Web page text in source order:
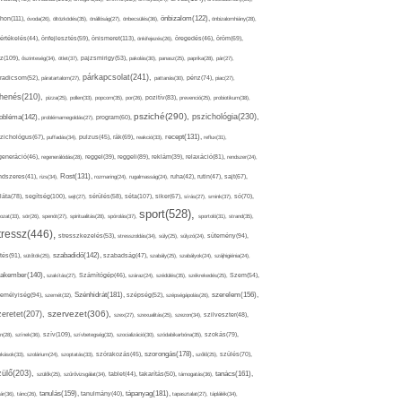
óvoda(26), öltözködés(35), önállóság(27), önbecsülés(36), önbizalom(122), önbizalomhiány(28),
önfejlesztés(59), önismeret(113), önkifejezés(26), öregedés(46), öröm(69),
őszinteség(34), ötlet(37), pajzsmirigy(53), pakolás(30), panasz(25), paprika(28), pár(27),
páratartalom(27), párkapcsolat(241), pattanás(30), pénz(74), piac(27),
pizza(25), pollen(33), popcorn(35), por(26), pozitív(83), prevenció(25), probiotikum(38),
problémamegoldás(27), program(60), psziché(290), pszichológia(230),
puffadás(34), pulzus(45), rák(69), reakció(33), recept(131), reflux(31),
regenerálódás(28), reggel(39), reggeli(89), reklám(39), relaxáció(81), rendszer(24),
rizs(34), Rost(131), rozmaring(24), rugalmasság(24), ruha(42), rutin(47), sajt(67),
segítség(100), sejt(27), sérülés(58), séta(107), siker(67), sírás(27), smink(37), só(70),
sör(26), spenót(27), spiritualitás(28), spórolás(37), sport(528), sportoló(31), strand(35),
stresszkezelés(53), stresszoldás(34), súly(25), súlyzó(24), sütemény(94),
sütőtök(25), szabadidő(142), szabadság(47), szabály(25), szabályok(24), szájhigiénia(24),
szakítás(27), Számítógép(46), száraz(24), szédülés(35), székrekedés(25), Szem(54),
szemét(32), Szénhidrát(181), szépség(52), szépségápolás(26), szerelem(156),
szervezet(306), szex(27), szexualitás(25), szezon(34), szilveszter(48),
színek(36), szív(109), szívbetegség(32), szocializáció(30), szódabikarbóna(35), szokás(79),
szolárium(24), szoptatás(33), szórakozás(45), szorongás(178), szőlő(25), szülés(70),
szülők(25), szűrővizsgálat(34), tablet(44), takarítás(50), támogatás(36), tanács(161),
tánc(26), tanulás(159), tanulmány(40), tápanyag(181), tapasztalat(27), táplálék(34),